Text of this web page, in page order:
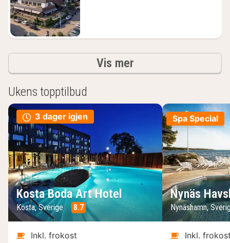
Vis merResultater
Ukens topptilbud
3 dager igjen
Kosta Boda Art Hotel
Kosta, Sverige 8.7
Inkl. frokost
Spa Special
Nynäs
Nynäshamn,
Inkl.